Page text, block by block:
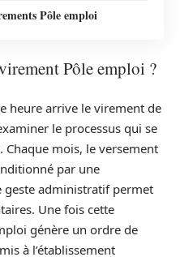
Pôle emploi
Pôle emploi ?
heure arrive le virement de
le processus qui se
mois, le versement
par une
geste administratif permet
Une fois cette
génère un ordre de
à l’établissement